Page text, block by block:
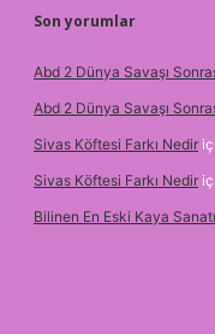
Son yorumlar
Abd 2 Dünya Savaşı
Abd 2 Dünya Savaşı
Sivas Köftesi Farkı Nedir
Sivas Köftesi Farkı Nedir
Bilinen En Eski Kaya